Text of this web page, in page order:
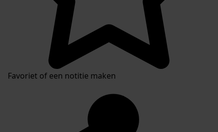
Favoriet of een notitie maken